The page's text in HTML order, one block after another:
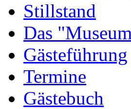
Stillstand
Das
Gästeführung
Termine
Gästebuch